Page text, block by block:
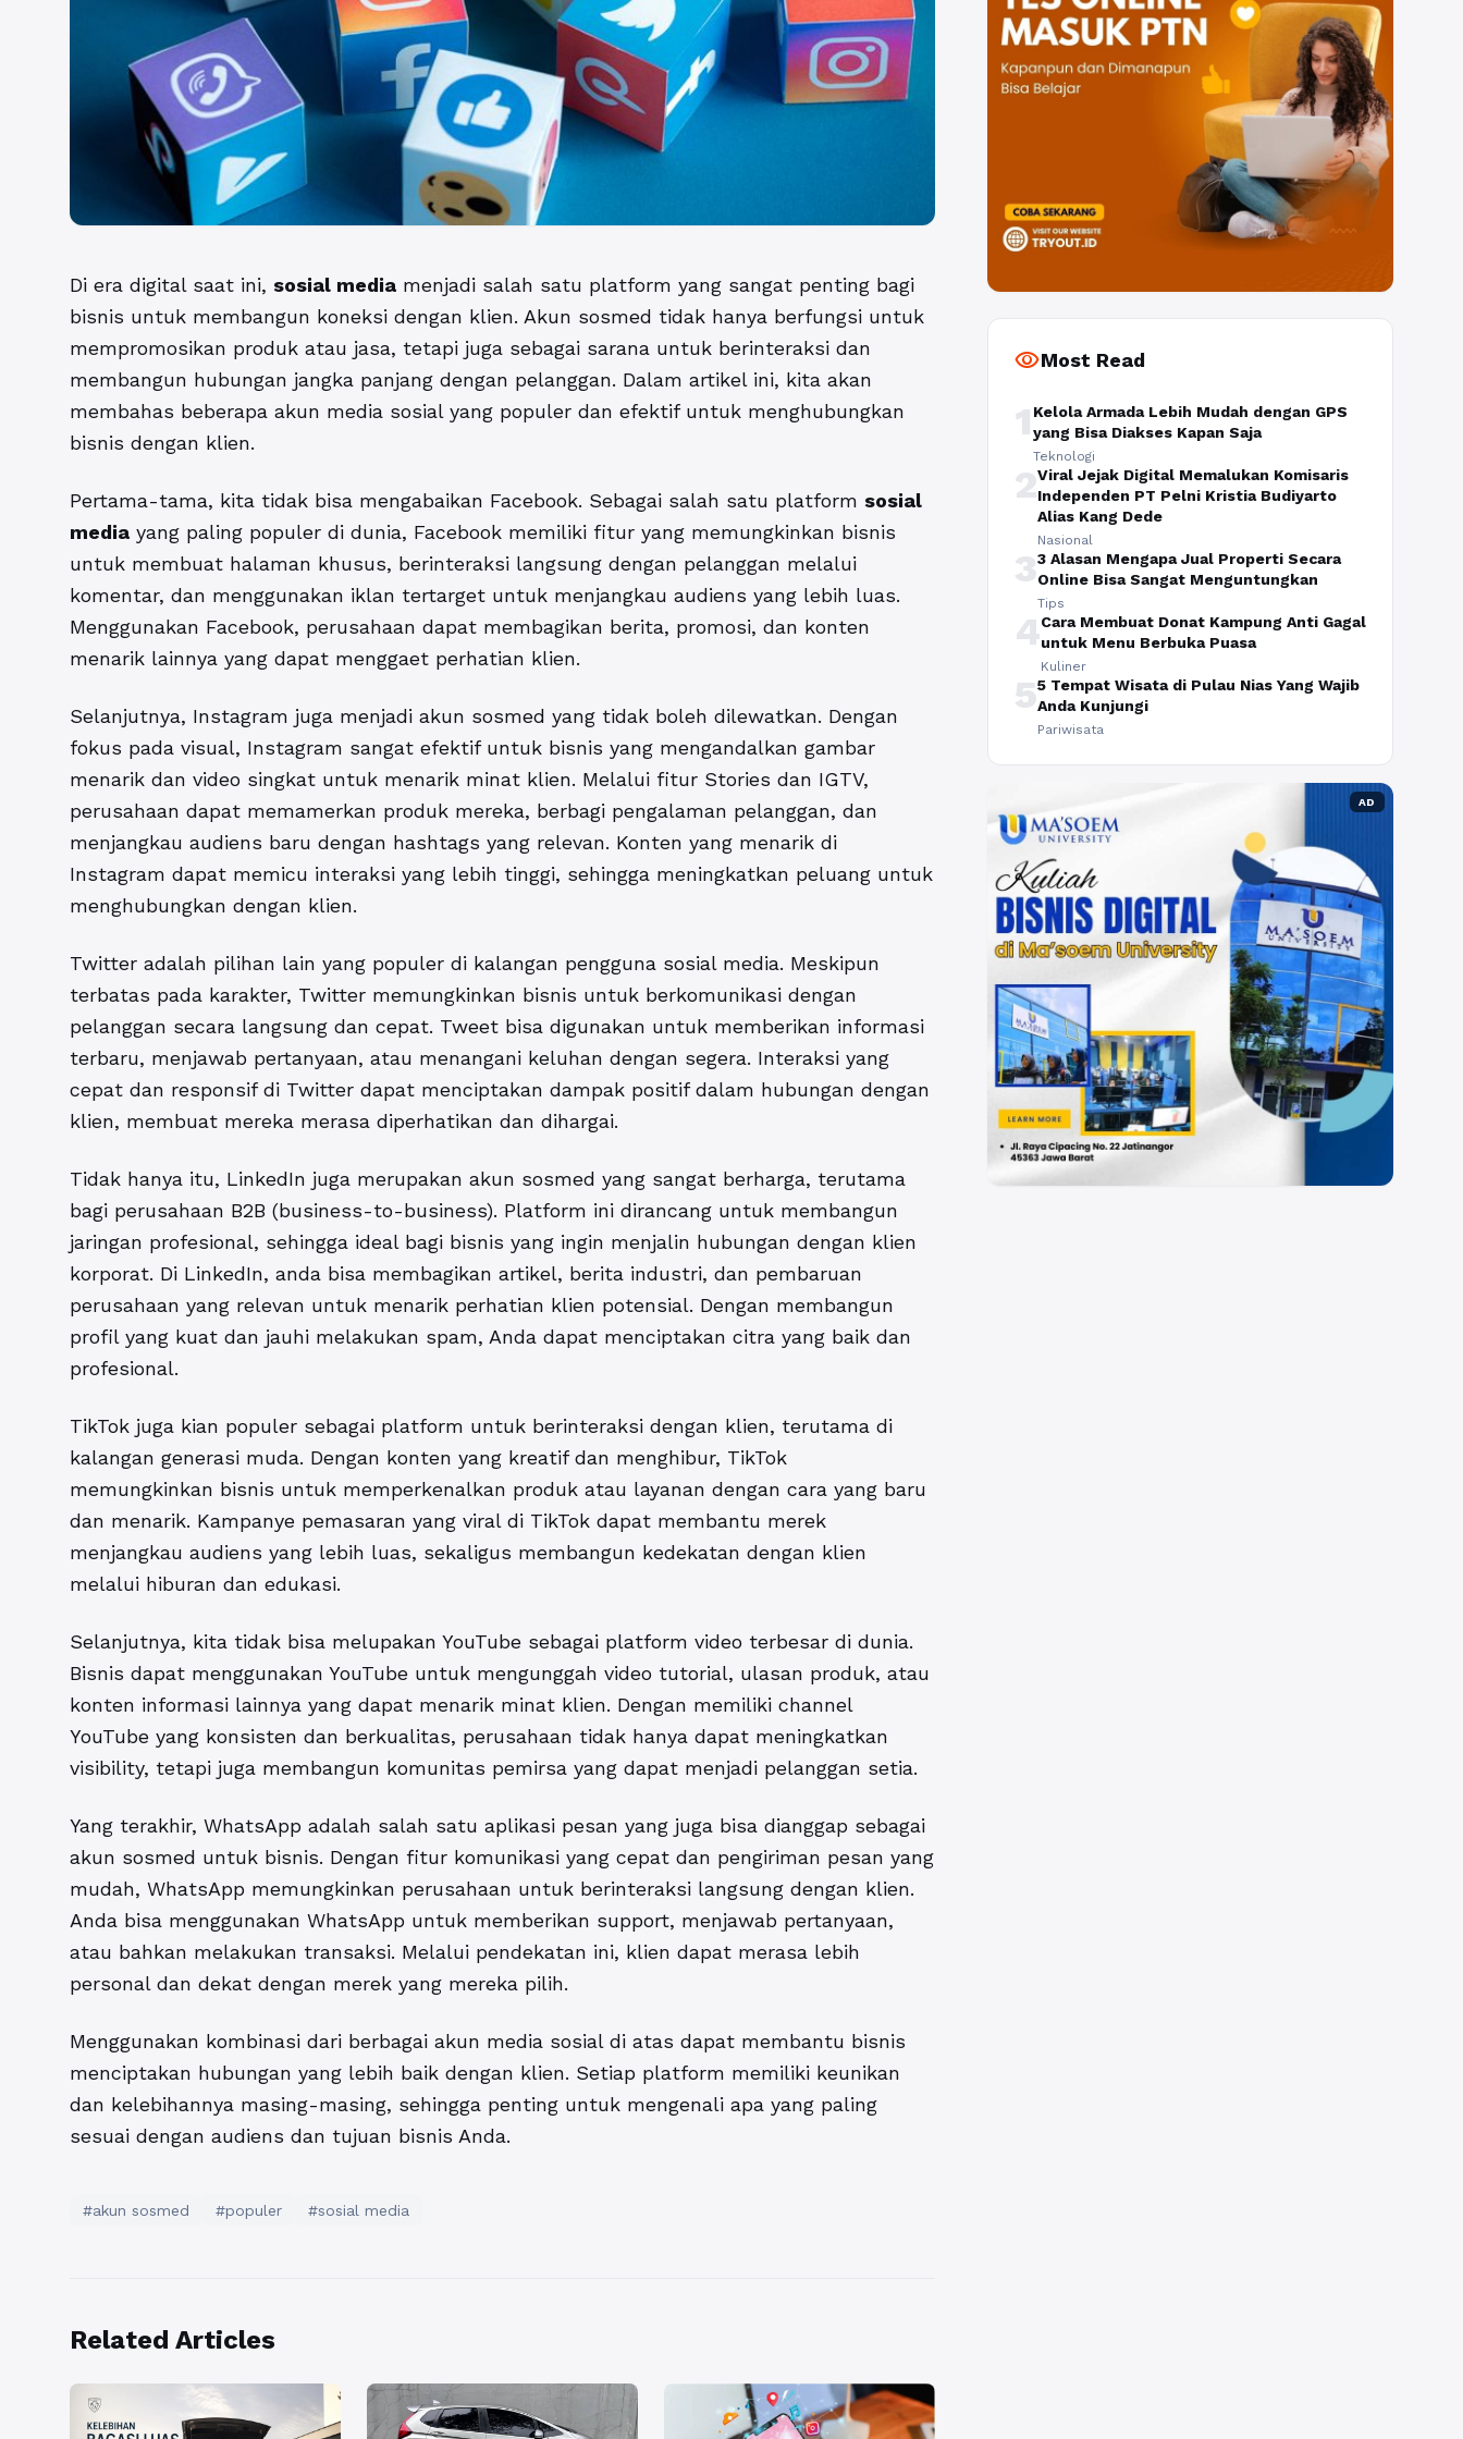
Di era digital saat ini, sosial media menjadi salah satu platform yang sangat penting bagi
bisnis untuk membangun koneksi dengan klien. Akun sosmed tidak hanya berfungsi untuk
mempromosikan produk atau jasa, tetapi juga sebagai sarana untuk berinteraksi dan
membangun hubungan jangka panjang dengan pelanggan. Dalam artikel ini, kita akan
membahas beberapa akun media sosial yang populer dan efektif untuk menghubungkan
bisnis dengan klien.
Pertama-tama, kita tidak bisa mengabaikan Facebook. Sebagai salah satu platform sosial
media yang paling populer di dunia, Facebook memiliki fitur yang memungkinkan bisnis
untuk membuat halaman khusus, berinteraksi langsung dengan pelanggan melalui
komentar, dan menggunakan iklan tertarget untuk menjangkau audiens yang lebih luas.
Menggunakan Facebook, perusahaan dapat membagikan berita, promosi, dan konten
menarik lainnya yang dapat menggaet perhatian klien.
Selanjutnya, Instagram juga menjadi akun sosmed yang tidak boleh dilewatkan. Dengan
fokus pada visual, Instagram sangat efektif untuk bisnis yang mengandalkan gambar
menarik dan video singkat untuk menarik minat klien. Melalui fitur Stories dan IGTV,
perusahaan dapat memamerkan produk mereka, berbagi pengalaman pelanggan, dan
menjangkau audiens baru dengan hashtags yang relevan. Konten yang menarik di
Instagram dapat memicu interaksi yang lebih tinggi, sehingga meningkatkan peluang untuk
menghubungkan dengan klien.
Twitter adalah pilihan lain yang populer di kalangan pengguna sosial media. Meskipun
terbatas pada karakter, Twitter memungkinkan bisnis untuk berkomunikasi dengan
pelanggan secara langsung dan cepat. Tweet bisa digunakan untuk memberikan informasi
terbaru, menjawab pertanyaan, atau menangani keluhan dengan segera. Interaksi yang
cepat dan responsif di Twitter dapat menciptakan dampak positif dalam hubungan dengan
klien, membuat mereka merasa diperhatikan dan dihargai.
Tidak hanya itu, LinkedIn juga merupakan akun sosmed yang sangat berharga, terutama
bagi perusahaan B2B (business-to-business). Platform ini dirancang untuk membangun
jaringan profesional, sehingga ideal bagi bisnis yang ingin menjalin hubungan dengan klien
korporat. Di LinkedIn, anda bisa membagikan artikel, berita industri, dan pembaruan
perusahaan yang relevan untuk menarik perhatian klien potensial. Dengan membangun
profil yang kuat dan jauhi melakukan spam, Anda dapat menciptakan citra yang baik dan
profesional.
TikTok juga kian populer sebagai platform untuk berinteraksi dengan klien, terutama di
kalangan generasi muda. Dengan konten yang kreatif dan menghibur, TikTok
memungkinkan bisnis untuk memperkenalkan produk atau layanan dengan cara yang baru
dan menarik. Kampanye pemasaran yang viral di TikTok dapat membantu merek
menjangkau audiens yang lebih luas, sekaligus membangun kedekatan dengan klien
melalui hiburan dan edukasi.
Selanjutnya, kita tidak bisa melupakan YouTube sebagai platform video terbesar di dunia.
Bisnis dapat menggunakan YouTube untuk mengunggah video tutorial, ulasan produk, atau
konten informasi lainnya yang dapat menarik minat klien. Dengan memiliki channel
YouTube yang konsisten dan berkualitas, perusahaan tidak hanya dapat meningkatkan
visibility, tetapi juga membangun komunitas pemirsa yang dapat menjadi pelanggan setia.
Yang terakhir, WhatsApp adalah salah satu aplikasi pesan yang juga bisa dianggap sebagai
akun sosmed untuk bisnis. Dengan fitur komunikasi yang cepat dan pengiriman pesan yang
mudah, WhatsApp memungkinkan perusahaan untuk berinteraksi langsung dengan klien.
Anda bisa menggunakan WhatsApp untuk memberikan support, menjawab pertanyaan,
atau bahkan melakukan transaksi. Melalui pendekatan ini, klien dapat merasa lebih
personal dan dekat dengan merek yang mereka pilih.
Menggunakan kombinasi dari berbagai akun media sosial di atas dapat membantu bisnis
menciptakan hubungan yang lebih baik dengan klien. Setiap platform memiliki keunikan
dan kelebihannya masing-masing, sehingga penting untuk mengenali apa yang paling
sesuai dengan audiens dan tujuan bisnis Anda.
#akun sosmed #populer #sosial media
Related Articles
visibilityMost Read
1 Kelola Armada Lebih Mudah dengan GPS
yang Bisa Diakses Kapan Saja
Teknologi
2Viral Jejak Digital Memalukan Komisaris
Independen PT Pelni Kristia Budiyarto
Alias Kang Dede
Nasional
33 Alasan Mengapa Jual Properti Secara
Online Bisa Sangat Menguntungkan
Tips
4Cara Membuat Donat Kampung Anti Gagal
untuk Menu Berbuka Puasa
Kuliner
55 Tempat Wisata di Pulau Nias Yang Wajib
Anda Kunjungi
Pariwisata
AD